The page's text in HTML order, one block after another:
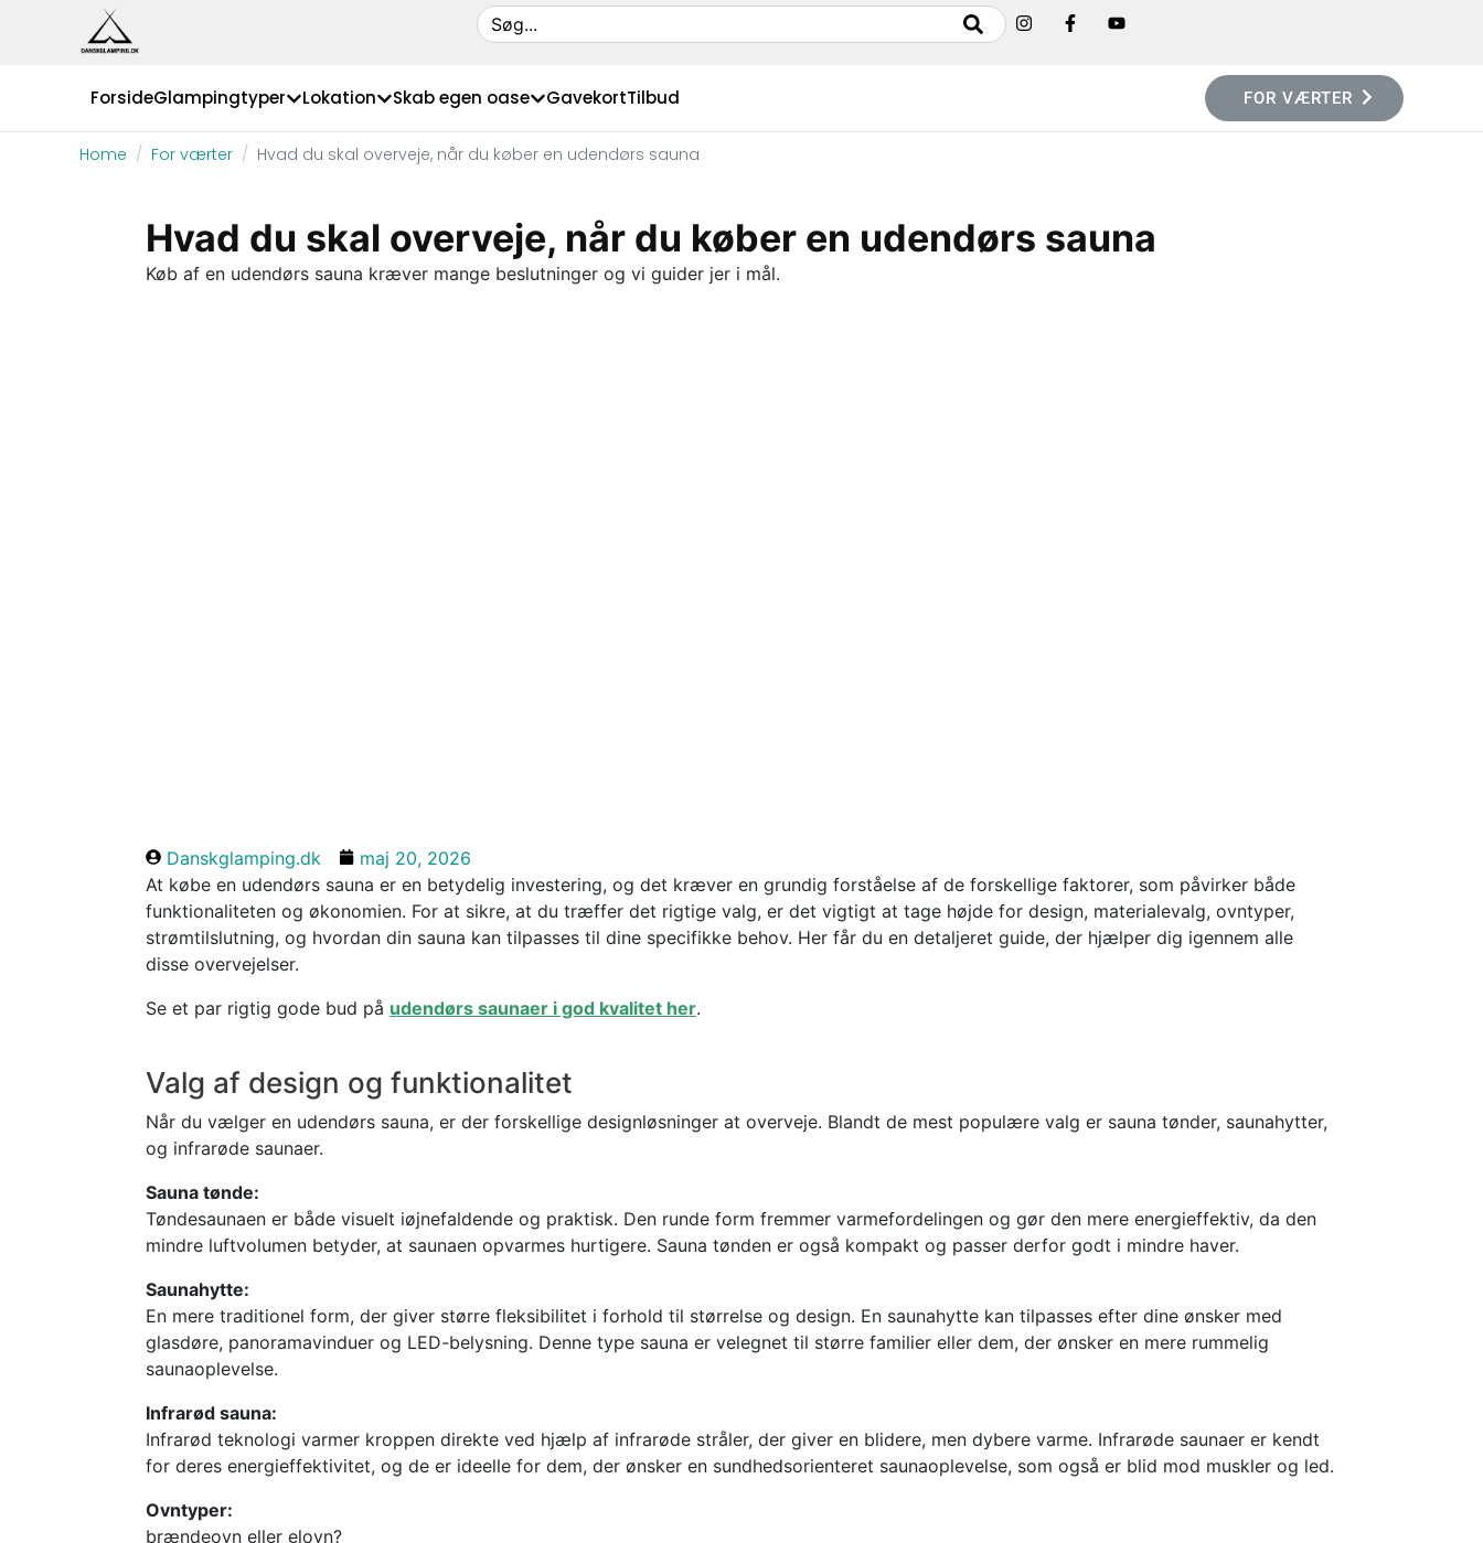
ForsideGlampingtyper Lokation Skab egen oase GavekortTilbud FOR VÆRTER
Home For værter Hvad du skal overveje, når du køber en udendørs sauna
Hvad du skal overveje, når du køber en udendørs sauna
Køb af en udendørs sauna kræver mange beslutninger og vi guider jer i mål.
Danskglamping.dk
maj 20, 2026
At købe en udendørs sauna er en betydelig investering, og det kræver en grundig forståelse af de forskellige faktorer, som påvirker både
funktionaliteten og økonomien. For at sikre, at du træffer det rigtige valg, er det vigtigt at tage højde for design, materialevalg, ovntyper,
strømtilslutning, og hvordan din sauna kan tilpasses til dine specifikke behov. Her får du en detaljeret guide, der hjælper dig igennem alle
disse overvejelser.
Se et par rigtig gode bud på udendørs saunaer i god kvalitet her.
Valg af design og funktionalitet
Når du vælger en udendørs sauna, er der forskellige designløsninger at overveje. Blandt de mest populære valg er sauna tønder, saunahytter,
og infrarøde saunaer.
Sauna tønde:
Tøndesaunaen er både visuelt iøjnefaldende og praktisk. Den runde form fremmer varmefordelingen og gør den mere energieffektiv, da den
mindre luftvolumen betyder, at saunaen opvarmes hurtigere. Sauna tønden er også kompakt og passer derfor godt i mindre haver.
Saunahytte:
En mere traditionel form, der giver større fleksibilitet i forhold til størrelse og design. En saunahytte kan tilpasses efter dine ønsker med
glasdøre, panoramavinduer og LED-belysning. Denne type sauna er velegnet til større familier eller dem, der ønsker en mere rummelig
saunaoplevelse.
Infrarød sauna:
Infrarød teknologi varmer kroppen direkte ved hjælp af infrarøde stråler, der giver en blidere, men dybere varme. Infrarøde saunaer er kendt
for deres energieffektivitet, og de er ideelle for dem, der ønsker en sundhedsorienteret saunaoplevelse, som også er blid mod muskler og led.
Ovntyper:
brændeovn eller elovn?